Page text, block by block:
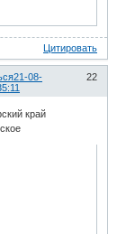
Цитировать
22
21-08-
край